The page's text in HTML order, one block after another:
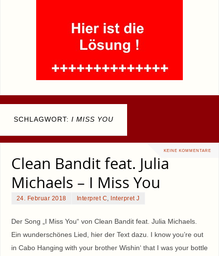
SCHLAGWORT: I MISS YOU
KEINE KOMMENTARE
Clean Bandit feat. Julia
Michaels – I Miss You
24. Februar 2018 Interpret C Interpret J
Der Song „I Miss You“ von Clean Bandit feat. Julia Michaels.
Ein wunderschönes Lied, hier der Text dazu. I know you’re out
in Cabo Hanging with your brother Wishin‘ that I was your bottle